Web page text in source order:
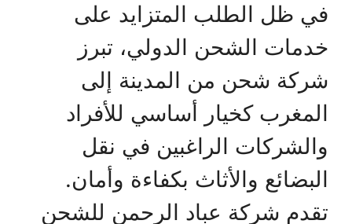
في ظل الطلب المتزايد على
خدمات الشحن الدولي، تبرز
شركة شحن من المدينة إلى
المغرب كخيار أساسي للأفراد
والشركات الراغبين في نقل
البضائع والأثاث بكفاءة وأمان.
تقدم شركة عباد الرحمن للشحن